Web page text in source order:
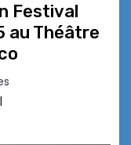
Festival
au Théâtre